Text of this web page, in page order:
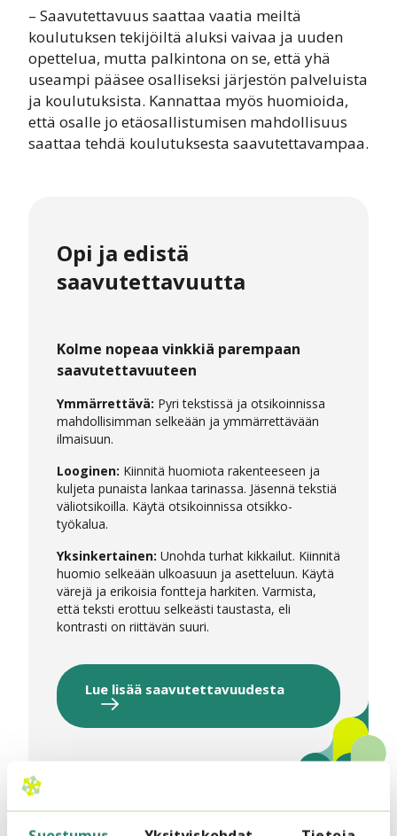
– Saavutettavuus saattaa vaatia meiltä
koulutuksen tekijöiltä aluksi vaivaa ja uuden
opettelua, mutta palkintona on se, että yhä
useampi pääsee osalliseksi järjestön palveluista
ja koulutuksista. Kannattaa myös huomioida,
että osalle jo etäosallistumisen mahdollisuus
saattaa tehdä koulutuksesta saavutettavampaa.
Opi ja edistä
saavutettavuutta
Kolme nopeaa vinkkiä parempaan
saavutettavuuteen
Ymmärrettävä: Pyri tekstissä ja otsikoinnissa
mahdollisimman selkeään ja ymmärrettävään
ilmaisuun.
Looginen: Kiinnitä huomiota rakenteeseen ja
kuljeta punaista lankaa tarinassa. Jäsennä tekstiä
väliotsikoilla. Käytä otsikoinnissa otsikko-
työkalua.
Yksinkertainen: Unohda turhat kikkailut. Kiinnitä
huomio selkeään ulkoasuun ja asetteluun. Käytä
värejä ja erikoisia fontteja harkiten. Varmista,
että teksti erottuu selkeästi taustasta, eli
kontrasti on riittävän suuri.
Lue lisää saavutettavuudesta